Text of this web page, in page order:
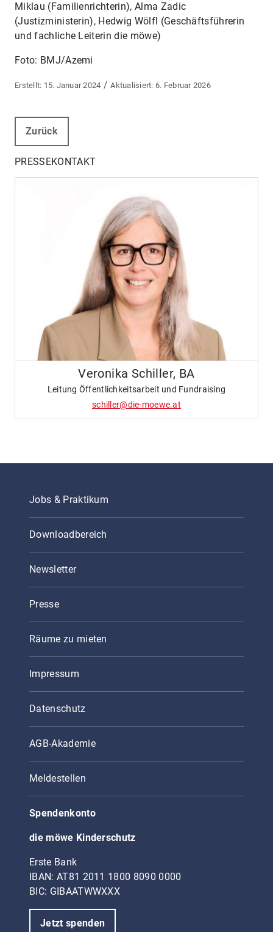
Miklau (Familienrichterin), Alma Zadic
(Justizministerin), Hedwig Wölfl (Geschäftsführerin
und fachliche Leiterin die möwe)
Foto: BMJ/Azemi
15. Januar 2024 / 6. Februar 2026
Zurück
PRESSEKONTAKT
Veronika Schiller, BA
Leitung Öffentlichkeitsarbeit und Fundraising
schiller@die-moewe.at
Jobs & Praktikum
Downloadbereich
Newsletter
Presse
Räume zu mieten
Impressum
Datenschutz
AGB-Akademie
Meldestellen
Spendenkonto
die möwe Kinderschutz
Erste Bank
IBAN: AT81 2011 1800 8090 0000
BIC: GIBAATWWXXX
Jetzt spenden